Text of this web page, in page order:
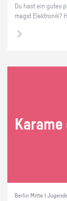
Du hast ein gutes
magst Elek­tro­nik?
Ka­ra­me
Berlin Mitte |